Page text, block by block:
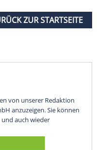
ZUR STARTSEITE
von unserer Redaktion
anzuzeigen. Sie können
und auch wieder